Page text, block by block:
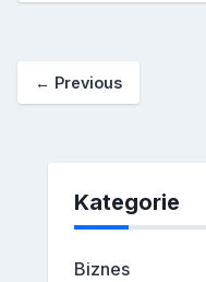
← Previous
Kategorie
Biznes